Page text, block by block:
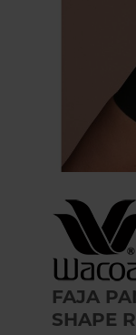
FAJA
SHAPE
beginning
images
gallery